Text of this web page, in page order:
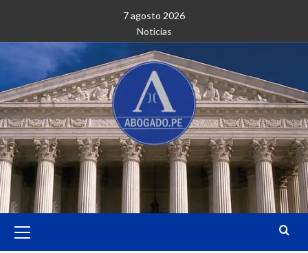
contenido
7 agosto 2026
Noticias
primario